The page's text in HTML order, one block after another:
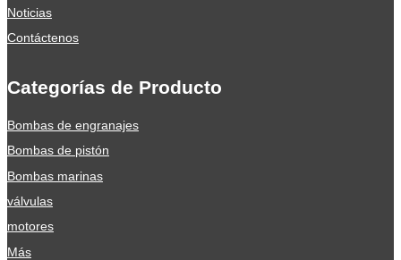
Noticias
Contáctenos
Categorías de Producto
Bombas de engranajes
Bombas de pistón
Bombas marinas
válvulas
motores
Más